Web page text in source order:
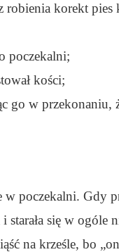
korekt
poczekalni;
kości;
go w przekonaniu,
poczekalni. Gdy
się w ogóle
na krześle, bo